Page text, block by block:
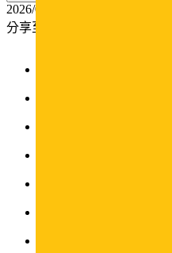
2026/05/11
分享至：